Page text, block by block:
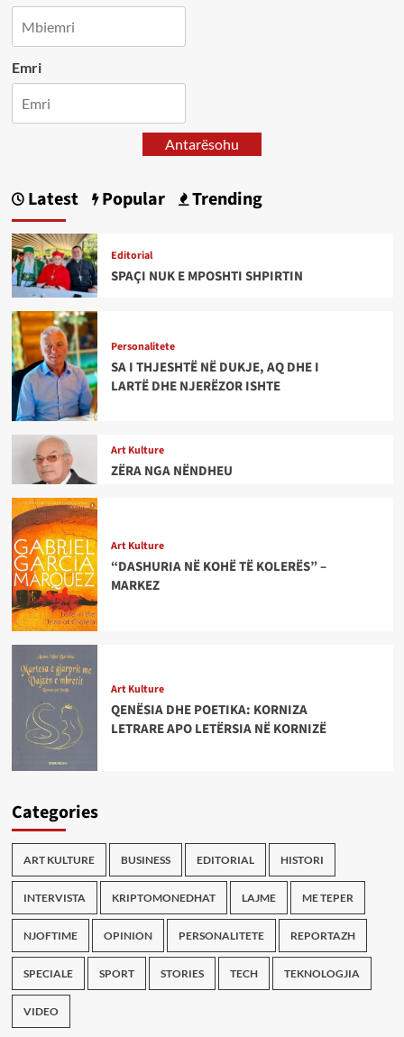
Emri
Antarësohu
Latest Popular Trending
Editorial
SPAÇI NUK E MPOSHTI SHPIRTIN
Personalitete
SA I THJESHTË NË DUKJE, AQ DHE I
LARTË DHE NJERËZOR ISHTE
Art Kulture
ZËRA NGA NËNDHEU
Art Kulture
“DASHURIA NË KOHË TË KOLERËS” –
MARKEZ
Art Kulture
QENËSIA DHE POETIKA: KORNIZA
LETRARE APO LETËRSIA NË KORNIZË
Categories
ART KULTURE BUSINESS EDITORIAL HISTORI
INTERVISTA KRIPTOMONEDHAT LAJME ME TEPER
NJOFTIME OPINION PERSONALITETE REPORTAZH
SPECIALE SPORT STORIES TECH TEKNOLOGJIA
VIDEO